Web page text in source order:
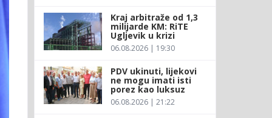
Kraj arbitraže od 1,3
milijarde KM: RiTE
Ugljevik u krizi
06.08.2026 | 19:30
PDV ukinuti, lijekovi
ne mogu imati isti
porez kao luksuz
06.08.2026 | 21:22